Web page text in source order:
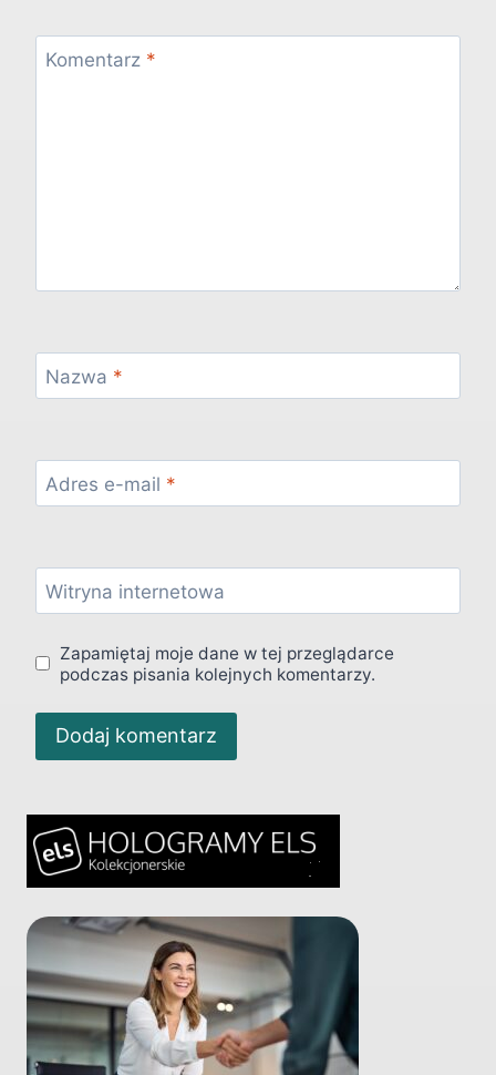
Komentarz *
Nazwa *
Adres e-mail *
Witryna internetowa
Zapamiętaj moje dane w tej przeglądarce
podczas pisania kolejnych komentarzy.